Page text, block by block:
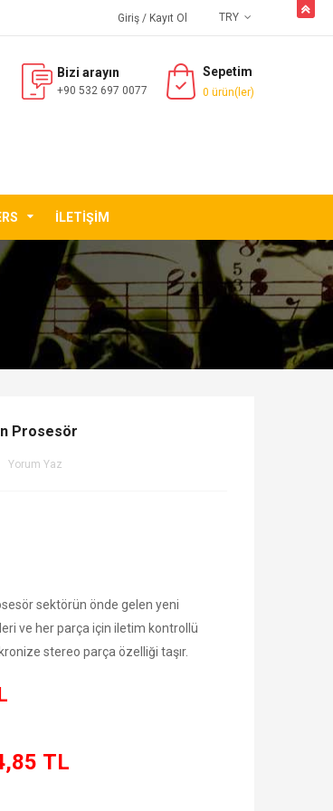
TRY
Giriş / Kayıt Ol
Bizi arayın
+90 532 697 0077
Sepetim
0 ürün(ler)
İLETIŞIM
Prosesör
Yorum Yaz
sektörün önde gelen yeni
ve her parça için iletim kontrollü
stereo parça özelliği taşır.
TL